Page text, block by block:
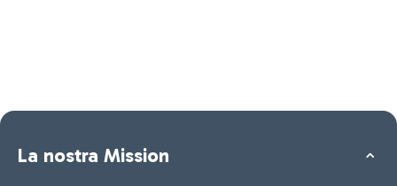
La nostra Mission